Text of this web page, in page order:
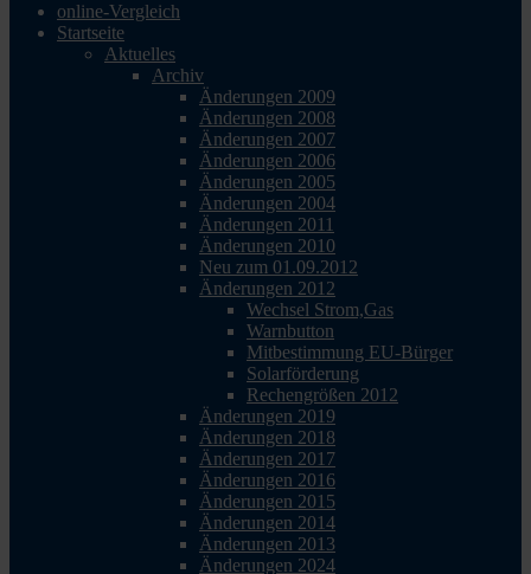
online-Vergleich
Startseite
Aktuelles
Archiv
Änderungen 2009
Änderungen 2008
Änderungen 2007
Änderungen 2006
Änderungen 2005
Änderungen 2004
Änderungen 2011
Änderungen 2010
Neu zum 01.09.2012
Änderungen 2012
Wechsel Strom,Gas
Warnbutton
Mitbestimmung EU-Bürger
Solarförderung
Rechengrößen 2012
Änderungen 2019
Änderungen 2018
Änderungen 2017
Änderungen 2016
Änderungen 2015
Änderungen 2014
Änderungen 2013
Änderungen 2024